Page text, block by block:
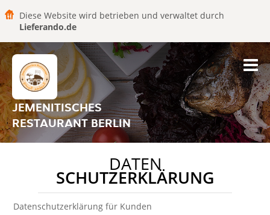
Diese Website wird betrieben und verwaltet durch
Lieferando.de
JEMENITISCHES
RESTAURANT BERLIN
DATEN
SCHUTZERKLÄRUNG
Datenschutzerklärung für Kunden